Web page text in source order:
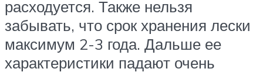
расходуется. Также нельзя
забывать, что срок хранения лески
максимум 2-3 года. Дальше ее
характеристики падают очень